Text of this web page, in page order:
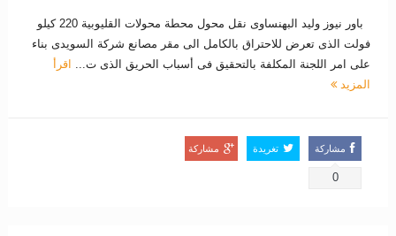
باور نيوز وليد البهنساوى نقل محول محطة محولات القليوبية 220 كيلو
فولت الذى تعرض للاحتراق بالكامل الى مقر مصانع شركة السويدى بناء
على امر اللجنة المكلفة بالتحقيق فى أسباب الحريق الذى ت...
اقرأ
المزيد
مشاركة
0
تغريدة مشاركة